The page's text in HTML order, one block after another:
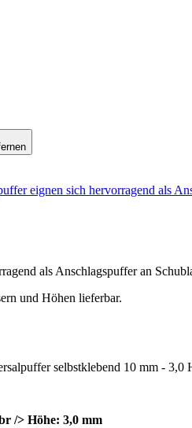
eignen sich hervorragend als
als Anschlagspuffer an
und Höhen lieferbar.
selbstklebend 10 mm - 3,0
/> Höhe: 3,0 mm